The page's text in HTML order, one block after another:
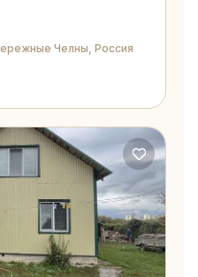
Челны, Россия